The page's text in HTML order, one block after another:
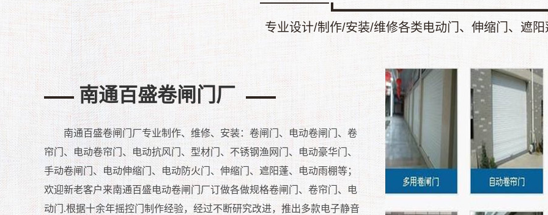
专业设计/制作/安装/维修各类电动门、伸缩门、遮阳
南通百盛卷闸门厂
南通百盛卷闸门厂专业制作、维修、安装：卷闸门、电动卷闸门、卷
帘门、电动卷帘门、电动抗风门、型材门、不锈钢渔网门、电动豪华门、
手动卷闸门、电动伸缩门、电动防火门、伸缩门、遮阳蓬、电动雨棚等；
欢迎新老客户来南通百盛电动卷闸门厂订做各做规格卷闸门、卷帘门、电
动门.根据十余年摇控门制作经验，经过不断研究改进，推出多款电子静音